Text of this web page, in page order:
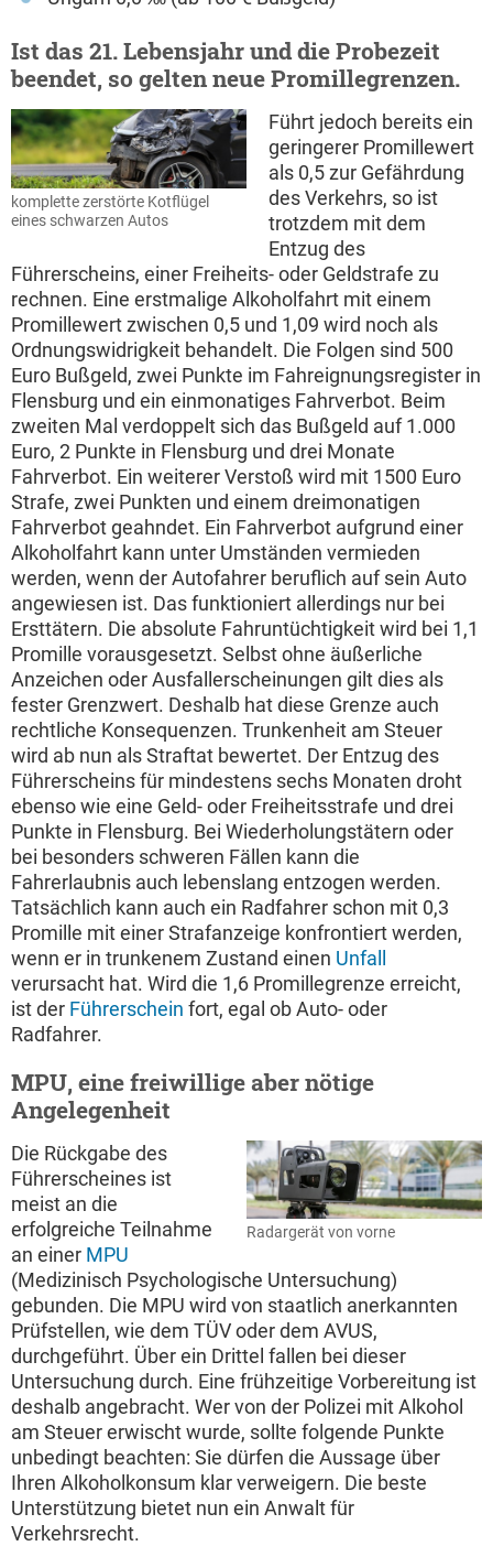
Ist das 21. Lebensjahr und die Probezeit
beendet, so gelten neue Promillegrenzen.
komplette zerstörte Kotflügel
eines schwarzen Autos
Führt jedoch bereits ein
geringerer Promillewert
als 0,5 zur Gefährdung
des Verkehrs, so ist
trotzdem mit dem
Entzug des
Führerscheins, einer Freiheits- oder Geldstrafe zu
rechnen. Eine erstmalige Alkoholfahrt mit einem
Promillewert zwischen 0,5 und 1,09 wird noch als
Ordnungswidrigkeit behandelt. Die Folgen sind 500
Euro Bußgeld, zwei Punkte im Fahreignungsregister in
Flensburg und ein einmonatiges Fahrverbot. Beim
zweiten Mal verdoppelt sich das Bußgeld auf 1.000
Euro, 2 Punkte in Flensburg und drei Monate
Fahrverbot. Ein weiterer Verstoß wird mit 1500 Euro
Strafe, zwei Punkten und einem dreimonatigen
Fahrverbot geahndet. Ein Fahrverbot aufgrund einer
Alkoholfahrt kann unter Umständen vermieden
werden, wenn der Autofahrer beruflich auf sein Auto
angewiesen ist. Das funktioniert allerdings nur bei
Ersttätern. Die absolute Fahruntüchtigkeit wird bei 1,1
Promille vorausgesetzt. Selbst ohne äußerliche
Anzeichen oder Ausfallerscheinungen gilt dies als
fester Grenzwert. Deshalb hat diese Grenze auch
rechtliche Konsequenzen. Trunkenheit am Steuer
wird ab nun als Straftat bewertet. Der Entzug des
Führerscheins für mindestens sechs Monaten droht
ebenso wie eine Geld- oder Freiheitsstrafe und drei
Punkte in Flensburg. Bei Wiederholungstätern oder
bei besonders schweren Fällen kann die
Fahrerlaubnis auch lebenslang entzogen werden.
Tatsächlich kann auch ein Radfahrer schon mit 0,3
Promille mit einer Strafanzeige konfrontiert werden,
wenn er in trunkenem Zustand einen Unfall
verursacht hat. Wird die 1,6 Promillegrenze erreicht,
ist der Führerschein fort, egal ob Auto- oder
Radfahrer.
MPU, eine freiwillige aber nötige
Angelegenheit
Radargerät von vorne
Die Rückgabe des
Führerscheines ist
meist an die
erfolgreiche Teilnahme
an einer MPU
(Medizinisch Psychologische Untersuchung)
gebunden. Die MPU wird von staatlich anerkannten
Prüfstellen, wie dem TÜV oder dem AVUS,
durchgeführt. Über ein Drittel fallen bei dieser
Untersuchung durch. Eine frühzeitige Vorbereitung ist
deshalb angebracht. Wer von der Polizei mit Alkohol
am Steuer erwischt wurde, sollte folgende Punkte
unbedingt beachten: Sie dürfen die Aussage über
Ihren Alkoholkonsum klar verweigern. Die beste
Unterstützung bietet nun ein Anwalt für
Verkehrsrecht.